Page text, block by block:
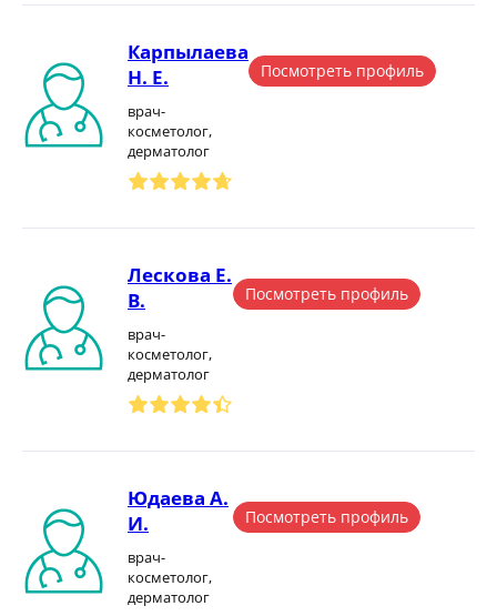
Карпылаева
Н. Е.
врач-
косметолог,
дерматолог
Посмотреть профиль
Лескова Е.
В.
врач-
косметолог,
дерматолог
Посмотреть профиль
Юдаева А.
И.
врач-
косметолог,
дерматолог
Посмотреть профиль